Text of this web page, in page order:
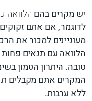
יש מקרים בהם הלוואה
לדוגמה, אם אתם
מעוניינים למכור את
הלוואה עם תנאים פחות
טובה. היתרון הטמון
המקרים אתם מקבלים
ללא ערבות.